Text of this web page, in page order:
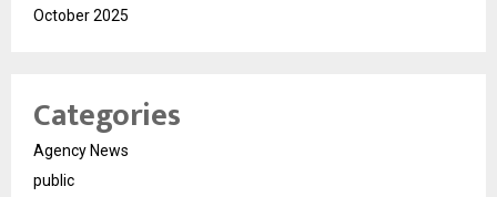
October 2025
Categories
Agency News
public